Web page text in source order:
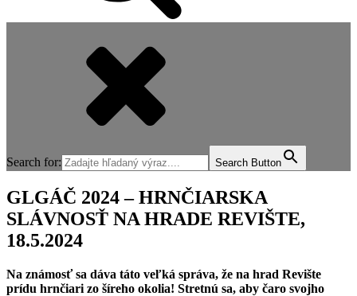
Search for: Search Button
GLGÁČ 2024 – HRNČIARSKA
SLÁVNOSŤ NA HRADE REVIŠTE,
18.5.2024
Na známosť sa dáva táto veľká správa, že na hrad Revište
prídu hrnčiari zo šíreho okolia! Stretnú sa, aby čaro svojho